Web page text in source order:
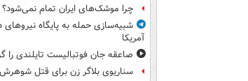
چرا موشک‌های ایران تمام نمی‌شود؟
شبیه‌سازی حمله به پایگاه نیروهای
آمریکا
صاعقه جان فوتبالیست تایلندی را
سناریوی بلاگر زن برای قتل شوهرش